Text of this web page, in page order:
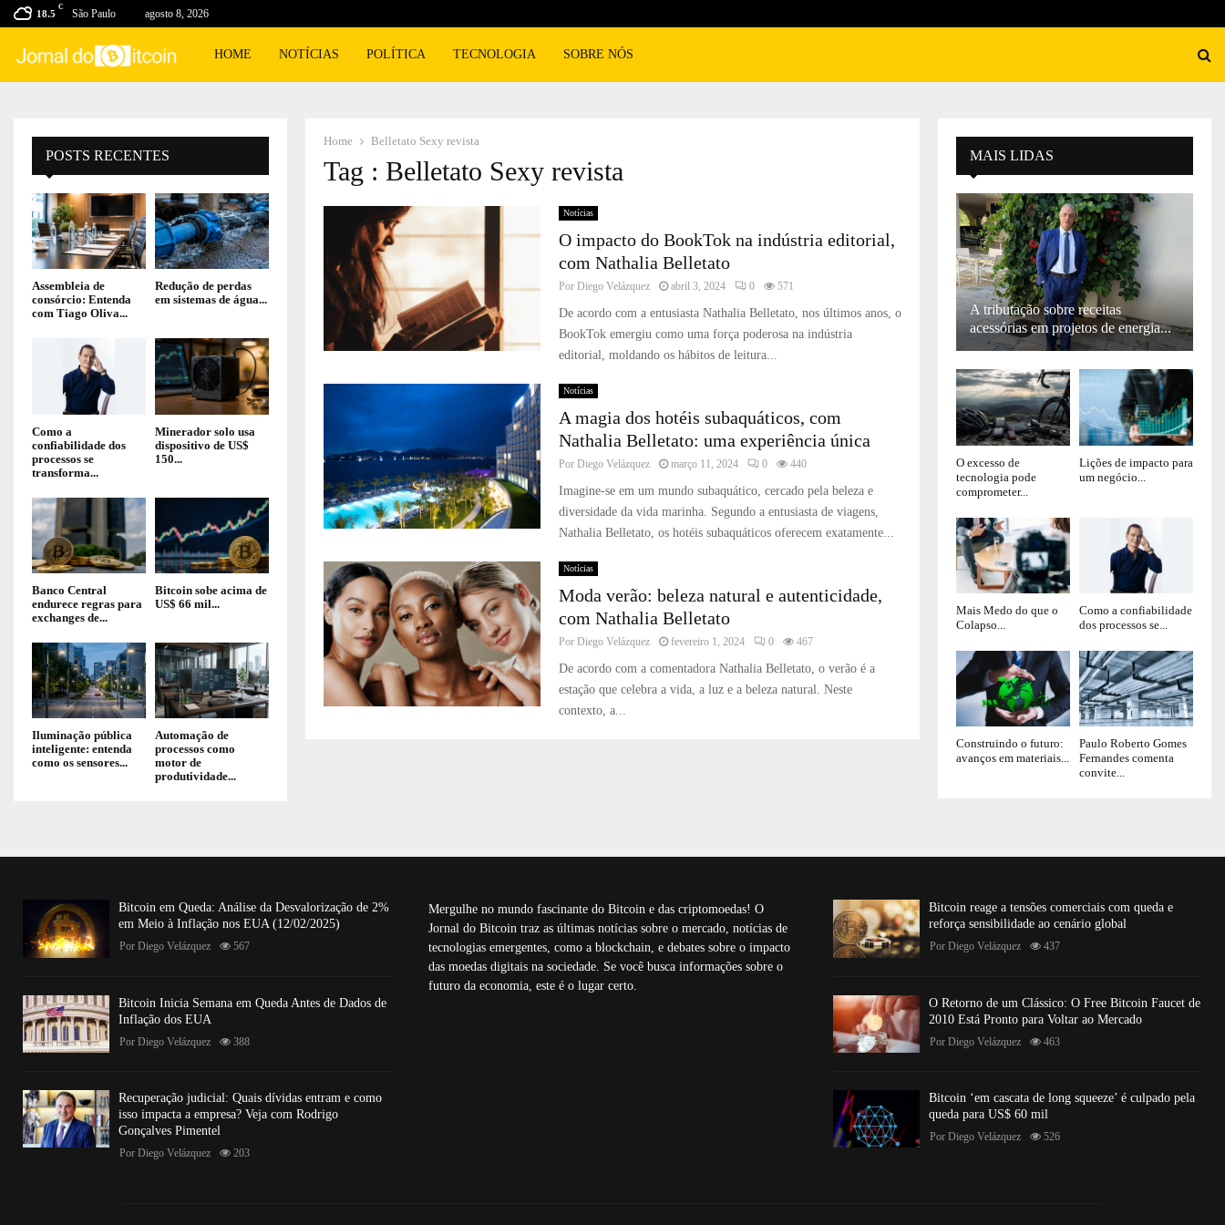
18.5
C
São Paulo agosto 8, 2026
HOME NOTÍCIAS POLÍTICA TECNOLOGIA SOBRE NÓS
Home Belletato Sexy revista
Tag : Belletato Sexy revista
Notícias
O impacto do BookTok na indústria editorial,
com Nathalia Belletato
Por Diego Velázquez abril 3, 2024 0 571
De acordo com a entusiasta Nathalia Belletato, nos últimos anos, o
BookTok emergiu como uma força poderosa na indústria
editorial, moldando os hábitos de leitura...
Notícias
A magia dos hotéis subaquáticos, com
Nathalia Belletato: uma experiência única
Por Diego Velázquez março 11, 2024 0 440
Imagine-se em um mundo subaquático, cercado pela beleza e
diversidade da vida marinha. Segundo a entusiasta de viagens,
Nathalia Belletato, os hotéis subaquáticos oferecem exatamente...
Notícias
Moda verão: beleza natural e autenticidade,
com Nathalia Belletato
Por Diego Velázquez fevereiro 1, 2024 0 467
De acordo com a comentadora Nathalia Belletato, o verão é a
estação que celebra a vida, a luz e a beleza natural. Neste
contexto, a...
POSTS RECENTES
Assembleia de
consórcio: Entenda
com Tiago Oliva...
Redução de perdas
em sistemas de água...
Como a
confiabilidade dos
processos se
transforma...
Minerador solo usa
dispositivo de US$
150...
Banco Central
endurece regras para
exchanges de...
Bitcoin sobe acima de
US$ 66 mil...
Iluminação pública
inteligente: entenda
como os sensores...
Automação de
processos como
motor de
produtividade...
MAIS LIDAS
A tributação sobre receitas
acessórias em projetos de energia...
O excesso de
tecnologia pode
comprometer...
Lições de impacto para
um negócio...
Mais Medo do que o
Colapso...
Como a confiabilidade
dos processos se...
Construindo o futuro:
avanços em materiais...
Paulo Roberto Gomes
Fernandes comenta
convite...
Bitcoin em Queda: Análise da Desvalorização de 2%
em Meio à Inflação nos EUA (12/02/2025)
Por Diego Velázquez 567
Bitcoin Inicia Semana em Queda Antes de Dados de
Inflação dos EUA
Por Diego Velázquez 388
Recuperação judicial: Quais dívidas entram e como
isso impacta a empresa? Veja com Rodrigo
Gonçalves Pimentel
Por Diego Velázquez 203
Mergulhe no mundo fascinante do Bitcoin e das criptomoedas! O
Jornal do Bitcoin traz as últimas notícias sobre o mercado, notícias de
tecnologias emergentes, como a blockchain, e debates sobre o impacto
das moedas digitais na sociedade. Se você busca informações sobre o
futuro da economia, este é o lugar certo.
Bitcoin reage a tensões comerciais com queda e
reforça sensibilidade ao cenário global
PorDiego Velázquez 437
O Retorno de um Clássico: O Free Bitcoin Faucet de
2010 Está Pronto para Voltar ao Mercado
PorDiego Velázquez 463
Bitcoin ‘em cascata de long squeeze’ é culpado pela
queda para US$ 60 mil
PorDiego Velázquez 526